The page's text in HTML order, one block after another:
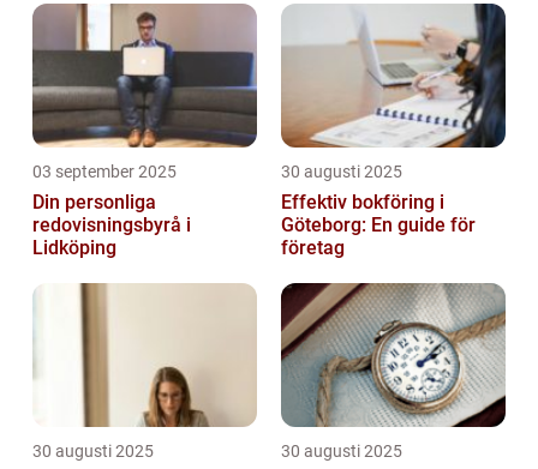
03 september 2025
Din personliga
redovisningsbyrå i
Lidköping
30 augusti 2025
Effektiv bokföring i
Göteborg: En guide för
företag
30 augusti 2025 30 augusti 2025